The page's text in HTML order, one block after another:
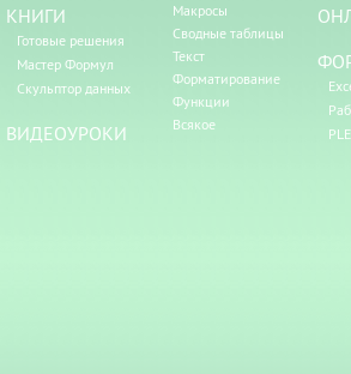
КНИГИ
Готовые решения
Мастер Формул
Скульптор данных
ВИДЕОУРОКИ
Макросы
Сводные таблицы
Текст
Форматирование
Функции
Всякое